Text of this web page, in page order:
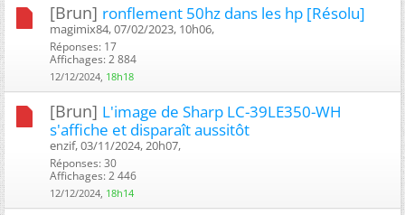
[Brun] ronflement 50hz dans les hp [Résolu]
magimix84, 07/02/2023, 10h06, ‎
Réponses: 17
Affichages: 2 884
12/12/2024, 18h18
[Brun] L'image de Sharp LC-39LE350-WH
s'affiche et disparaît aussitôt
enzif, 03/11/2024, 20h07, ‎
Réponses: 30
Affichages: 2 446
12/12/2024, 18h14